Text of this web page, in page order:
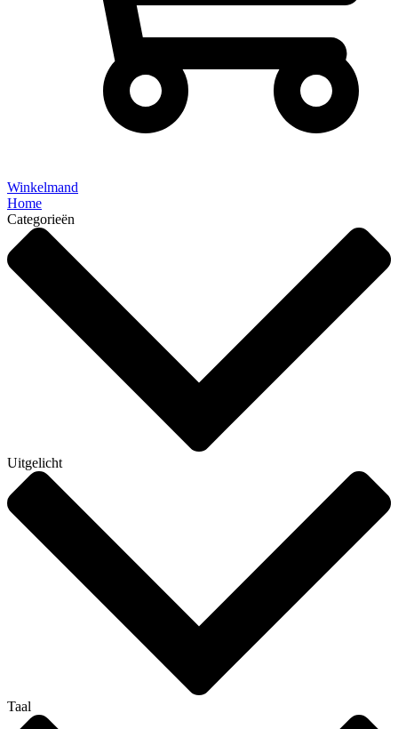
Winkelmand
Home
Categorieën
Uitgelicht
Taal